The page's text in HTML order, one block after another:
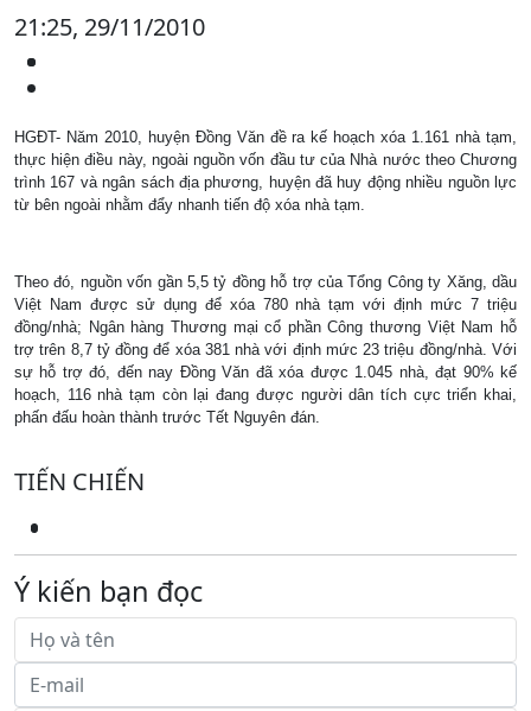
21:25, 29/11/2010
HGĐT- Năm 2010, huyện Đồng Văn đề ra kế hoạch xóa 1.161 nhà tạm,
thực hiện điều này, ngoài nguồn vốn đầu tư của Nhà nước theo Chương
trình 167 và ngân sách địa phương, huyện đã huy động nhiều nguồn lực
từ bên ngoài nhằm đẩy nhanh tiến độ xóa nhà tạm.
Theo đó, nguồn vốn gần 5,5 tỷ đồng hỗ trợ của Tổng Công ty Xăng, dầu
Việt Nam được sử dụng để xóa 780 nhà tạm với định mức 7 triệu
đồng/nhà; Ngân hàng Thương mại cổ phần Công thương Việt Nam hỗ
trợ trên 8,7 tỷ đồng để xóa 381 nhà với định mức 23 triệu đồng/nhà. Với
sự hỗ trợ đó, đến nay Đồng Văn đã xóa được 1.045 nhà, đạt 90% kế
hoạch, 116 nhà tạm còn lại đang được người dân tích cực triển khai,
phấn đấu hoàn thành trước Tết Nguyên đán.
TIẾN CHIẾN
Ý kiến bạn đọc